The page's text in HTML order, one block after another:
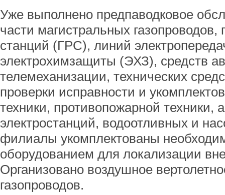
Уже выполнено предпаводковое
части магистральных газопроводов,
станций (ГРС), линий
электрохимзащиты (ЭХЗ), средств
телемеханизации, технических
проверки исправности и
техники, противопожарной техники,
электростанций, водоотливных и
филиалы укомплектованы
оборудованием для локализации
Организовано воздушное
газопроводов.